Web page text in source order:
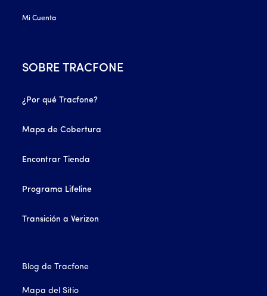
Mi Cuenta
SOBRE TRACFONE
¿Por qué Tracfone?
Mapa de Cobertura
Encontrar Tienda
Programa Lifeline
Transición a Verizon
Blog de Tracfone
Mapa del Sitio